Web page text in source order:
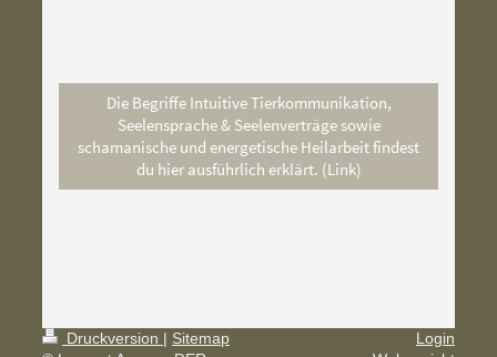
Die Begriffe Intuitive Tierkommunikation,
Seelensprache & Seelenverträge sowie
schamanische und energetische Heilarbeit findest
du hier ausführlich erklärt. (Link)
Druckversion | Sitemap
Login